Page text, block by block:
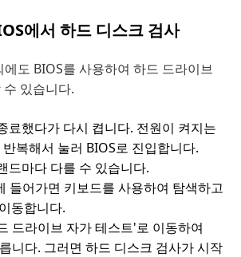
에서 하드 디스크 검사
도 BIOS를 사용하여 하드 드라이브
있습니다.
료했다가 다시 켭니다. 전원이 켜지는
복해서 눌러 BIOS로 진입합니다.
드마다 다를 수 있습니다.
들어가면 키보드를 사용하여 탐색하고
동합니다.
드라이브 자가 테스트'로 이동하여
니다. 그러면 하드 디스크 검사가 시작